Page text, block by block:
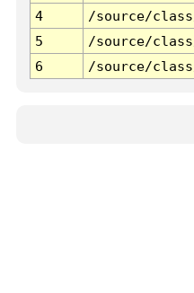
4
/source/
5
/source/
6
/source/